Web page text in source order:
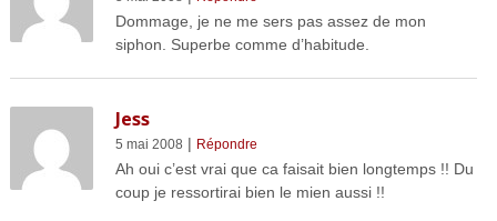
Dommage, je ne me sers pas assez de mon
siphon. Superbe comme d’habitude.
Jess
5 mai 2008 | Répondre
Ah oui c’est vrai que ca faisait bien longtemps !! Du
coup je ressortirai bien le mien aussi !!